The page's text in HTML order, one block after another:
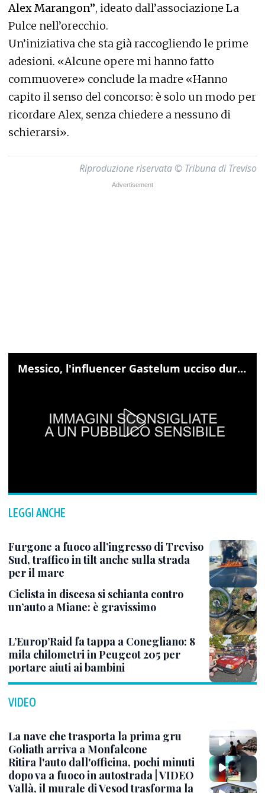
Alex Marangon”, ideato dall’associazione La
Pulce nell’orecchio.
Un’iniziativa che sta già raccogliendo le prime
adesioni. «Alcune opere mi hanno fatto
commuovere» conclude la madre «Hanno
capito il senso del concorso: è solo un modo per
ricordare Alex, senza chiedere a nessuno di
schierarsi».
Riproduzione riservata © Tribuna di Treviso
Messico, l'influencer Gastelum ucciso durante una diretta streaming
LEGGI ANCHE
Furgone a fuoco all’ingresso di Treviso
Sud, traffico in tilt anche sulla strada
per il mare
Ciclista in discesa si schianta contro
un’auto a Miane: è gravissimo
L’Europ’Raid fa tappa a Conegliano: 8
mila chilometri in Peugeot 205 per
portare aiuti ai bambini
VIDEO
La nave che trasporta la prima gru
Goliath arriva a Monfalcone
Ritira l'auto dall'officina, pochi minuti
dopo va a fuoco in autostrada | VIDEO
Vallà, il murale di Vesod trasforma la